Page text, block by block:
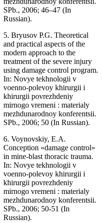
SPb., 2006; 46–47 (In
Russian).
5. Bryusov P.G. Theoretical
and practical aspects of the
modern approach to the
treatment of the severe injury
using damage control program.
In: Novye tekhnologii v
voenno-polevoy khirurgii i
khirurgii povrezhdeniy
mirnogo vremeni : materialy
mezhdunarodnoy konferentsii.
SPb., 2006; 50 (In Russian).
6. Voynovskiy, E.A.
Conception «damage control»
in mine-blast thoracic trauma.
In: Novye tekhnologii v
voenno-polevoy khirurgii i
khirurgii povrezhdeniy
mirnogo vremeni : materialy
mezhdunarodnoy konferentsii.
SPb., 2006; 50-51 (In
Russian).